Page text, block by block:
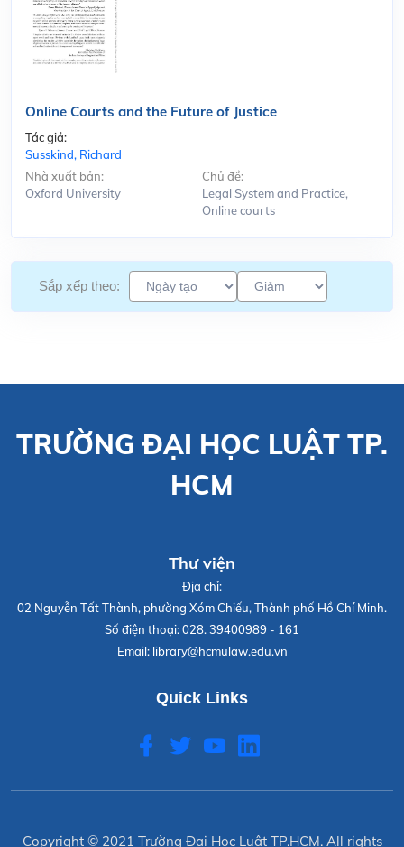
Online Courts and the Future of Justice
Tác giả:
Susskind, Richard
Nhà xuất bản:
Oxford University
Chủ đề:
Legal System and Practice,
Online courts
Sắp xếp theo:
TRƯỜNG ĐẠI HỌC LUẬT TP.
HCM
Thư viện
Địa chỉ:
02 Nguyễn Tất Thành, phường Xóm Chiếu, Thành phố Hồ Chí Minh.
Số điện thoại:028. 39400989 - 161
Email: library@hcmulaw.edu.vn
Quick Links
Copyright © 2021 Trường Đại Học Luật TP.HCM. All rights